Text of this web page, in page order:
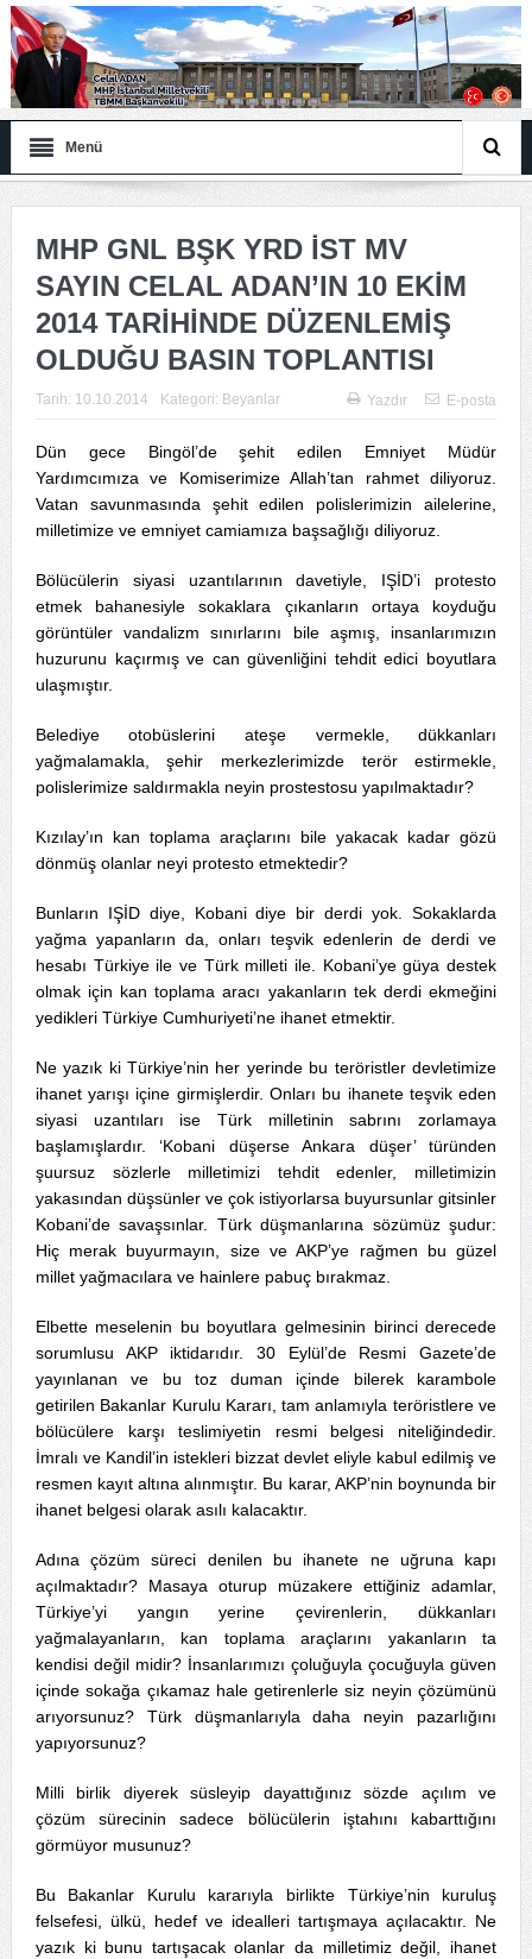
Menü
MHP GNL BŞK YRD İST MV
SAYIN CELAL ADAN’IN 10 EKİM
2014 TARİHİNDE DÜZENLEMİŞ
OLDUĞU BASIN TOPLANTISI
Tarih: 10.10.2014 Kategori: Beyanlar Yazdır E-posta
Dün gece Bingöl’de şehit edilen Emniyet Müdür
Yardımcımıza ve Komiserimize Allah’tan rahmet diliyoruz.
Vatan savunmasında şehit edilen polislerimizin ailelerine,
milletimize ve emniyet camiamıza başsağlığı diliyoruz.
Bölücülerin siyasi uzantılarının davetiyle, IŞİD’i protesto
etmek bahanesiyle sokaklara çıkanların ortaya koyduğu
görüntüler vandalizm sınırlarını bile aşmış, insanlarımızın
huzurunu kaçırmış ve can güvenliğini tehdit edici boyutlara
ulaşmıştır.
Belediye otobüslerini ateşe vermekle, dükkanları
yağmalamakla, şehir merkezlerimizde terör estirmekle,
polislerimize saldırmakla neyin prostestosu yapılmaktadır?
Kızılay’ın kan toplama araçlarını bile yakacak kadar gözü
dönmüş olanlar neyi protesto etmektedir?
Bunların IŞİD diye, Kobani diye bir derdi yok. Sokaklarda
yağma yapanların da, onları teşvik edenlerin de derdi ve
hesabı Türkiye ile ve Türk milleti ile. Kobani’ye güya destek
olmak için kan toplama aracı yakanların tek derdi ekmeğini
yedikleri Türkiye Cumhuriyeti’ne ihanet etmektir.
Ne yazık ki Türkiye’nin her yerinde bu teröristler devletimize
ihanet yarışı içine girmişlerdir. Onları bu ihanete teşvik eden
siyasi uzantıları ise Türk milletinin sabrını zorlamaya
başlamışlardır. ‘Kobani düşerse Ankara düşer’ türünden
şuursuz sözlerle milletimizi tehdit edenler, milletimizin
yakasından düşsünler ve çok istiyorlarsa buyursunlar gitsinler
Kobani’de savaşsınlar. Türk düşmanlarına sözümüz şudur:
Hiç merak buyurmayın, size ve AKP’ye rağmen bu güzel
millet yağmacılara ve hainlere pabuç bırakmaz.
Elbette meselenin bu boyutlara gelmesinin birinci derecede
sorumlusu AKP iktidarıdır. 30 Eylül’de Resmi Gazete’de
yayınlanan ve bu toz duman içinde bilerek karambole
getirilen Bakanlar Kurulu Kararı, tam anlamıyla teröristlere ve
bölücülere karşı teslimiyetin resmi belgesi niteliğindedir.
İmralı ve Kandil’in istekleri bizzat devlet eliyle kabul edilmiş ve
resmen kayıt altına alınmıştır. Bu karar, AKP’nin boynunda bir
ihanet belgesi olarak asılı kalacaktır.
Adına çözüm süreci denilen bu ihanete ne uğruna kapı
açılmaktadır? Masaya oturup müzakere ettiğiniz adamlar,
Türkiye’yi yangın yerine çevirenlerin, dükkanları
yağmalayanların, kan toplama araçlarını yakanların ta
kendisi değil midir? İnsanlarımızı çoluğuyla çocuğuyla güven
içinde sokağa çıkamaz hale getirenlerle siz neyin çözümünü
arıyorsunuz? Türk düşmanlarıyla daha neyin pazarlığını
yapıyorsunuz?
Milli birlik diyerek süsleyip dayattığınız sözde açılım ve
çözüm sürecinin sadece bölücülerin iştahını kabarttığını
görmüyor musunuz?
Bu Bakanlar Kurulu kararıyla birlikte Türkiye’nin kuruluş
felsefesi, ülkü, hedef ve idealleri tartışmaya açılacaktır. Ne
yazık ki bunu tartışacak olanlar da milletimiz değil, ihanet